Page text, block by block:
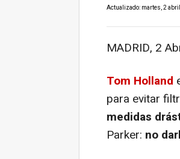
Actualizado: martes, 2
MADRID, 2
Tom Holland
para evitar
medidas
Parker: no